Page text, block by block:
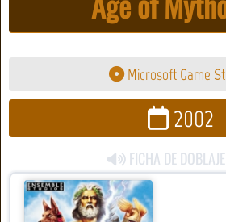
Microsoft Game
2002
FICHA DE DOBLAJE